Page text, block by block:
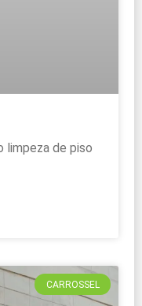
limpeza de piso
CARROSSEL